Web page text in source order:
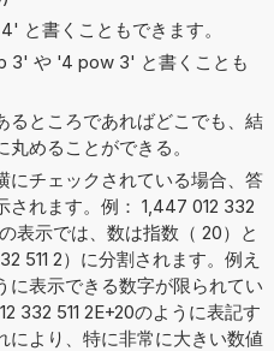
と書くこともできます。
3' や '4 pow 3' と書くことも
るところであればどこでも、結
めることができる。
にチェックされている場合、答
されます。例： 1,447 012 332
表示では、数は指数（ 20）と
511 2）に分割されます。例え
に表示できる数字が限られてい
332 511 2E+20のように表記す
により、特に非常に大きい数値